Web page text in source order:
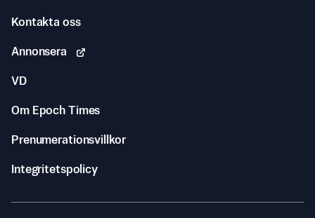
Kontakta oss
Annonsera
VD
Om Epoch Times
Prenumerationsvillkor
Integritetspolicy